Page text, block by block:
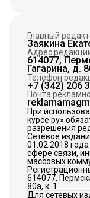
Главный
Заякина
Адрес
614077,
Гагарина, д.
Телефон
+7 (342) 206
Почта
При
курсе.ру»
разрешения
Сетевое
01.02.2018
сфере связи,
массовых
614077,
80а, к. 1
Для сетевых